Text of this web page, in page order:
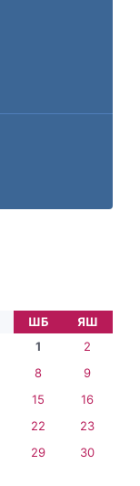
ШБ
ЯШ
1
2
8
9
15
16
22
23
29
30